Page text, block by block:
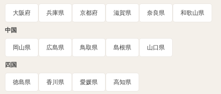
大阪府 兵庫県 京都府 滋賀県 奈良県 和歌山県
中国
岡山県 広島県 鳥取県 島根県 山口県
四国
徳島県 香川県 愛媛県 高知県